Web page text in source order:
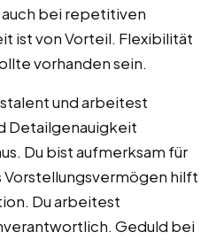
bei repetitiven
ist von Vorteil. Flexibilität
vorhanden sein.
und arbeitest
Detailgenauigkeit
Du bist aufmerksam für
Vorstellungsvermögen hilft
Du arbeitest
Geduld bei